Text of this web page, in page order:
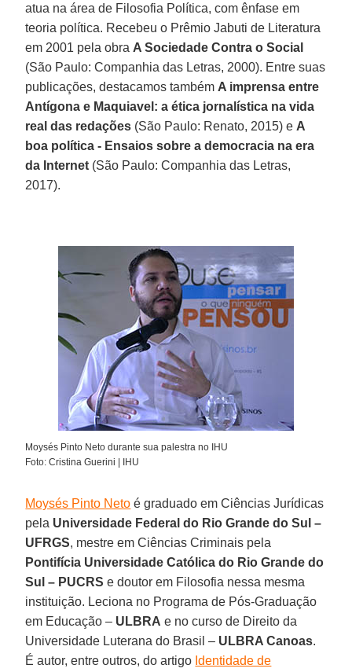
atua na área de Filosofia Política, com ênfase em
teoria política. Recebeu o Prêmio Jabuti de Literatura
em 2001 pela obra A Sociedade Contra o Social
(São Paulo: Companhia das Letras, 2000). Entre suas
publicações, destacamos também A imprensa entre
Antígona e Maquiavel: a ética jornalística na vida
real das redações (São Paulo: Renato, 2015) e A
boa política - Ensaios sobre a democracia na era
da Internet (São Paulo: Companhia das Letras,
2017).
Moysés Pinto Neto durante sua palestra no IHU
Foto: Cristina Guerini | IHU
Moysés Pinto Neto é graduado em Ciências Jurídicas
pela Universidade Federal do Rio Grande do Sul –
UFRGS, mestre em Ciências Criminais pela
Pontifícia Universidade Católica do Rio Grande do
Sul – PUCRS e doutor em Filosofia nessa mesma
instituição. Leciona no Programa de Pós-Graduação
em Educação – ULBRA e no curso de Direito da
Universidade Luterana do Brasil – ULBRA Canoas.
É autor, entre outros, do artigo Identidade de